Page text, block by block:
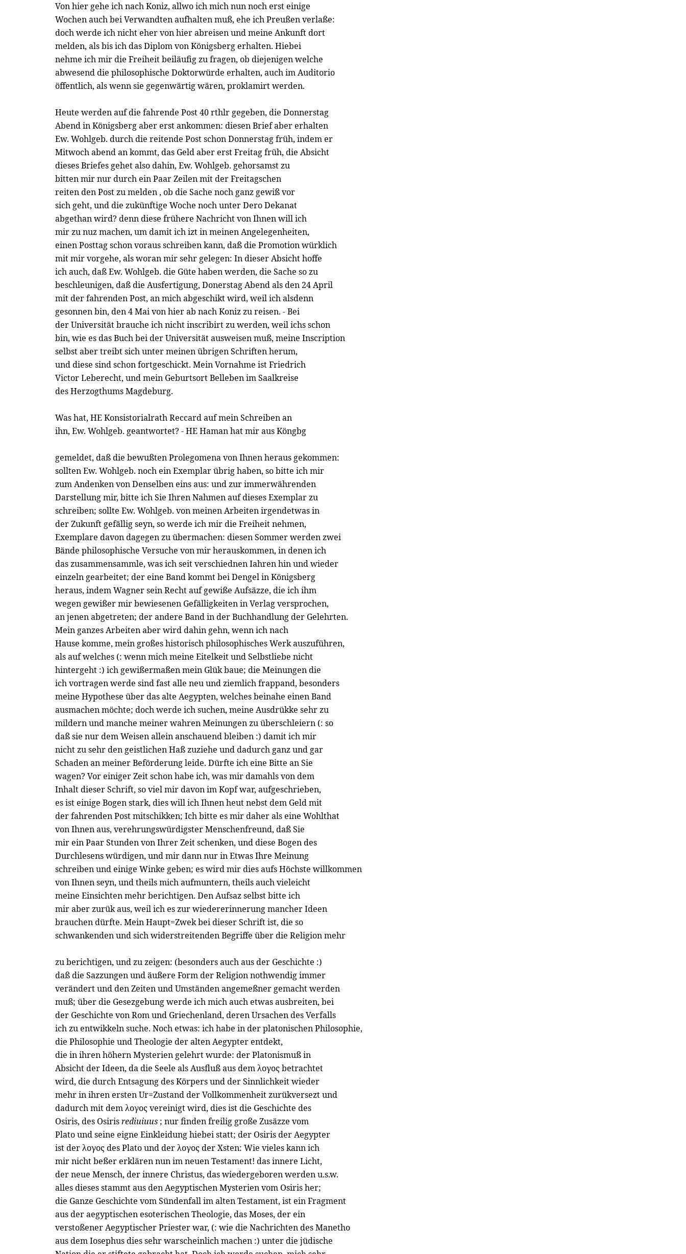
Von hier gehe ich nach Koniz, allwo ich mich nun noch erst einige
Wochen auch bei Verwandten aufhalten muß, ehe ich Preußen verlaße:
doch werde ich nicht eher von hier abreisen und meine Ankunft dort
melden, als bis ich das Diplom von Königsberg erhalten. Hiebei
nehme ich mir die Freiheit beiläufig zu fragen, ob diejenigen welche
abwesend die philosophische Doktorwürde erhalten, auch im Auditorio
öffentlich, als wenn sie gegenwärtig wären, proklamirt werden.
Heute werden auf die fahrende Post 40 rthlr gegeben, die Donnerstag
Abend in Königsberg aber erst ankommen: diesen Brief aber erhalten
Ew. Wohlgeb. durch die reitende Post schon Donnerstag früh, indem er
Mitwoch abend an kommt, das Geld aber erst Freitag früh, die Absicht
dieses Briefes gehet also dahin, Ew. Wohlgeb. gehorsamst zu
bitten mir nur durch ein Paar Zeilen mit der Freitagschen
reiten den Post zu melden , ob die Sache noch ganz gewiß vor
sich geht, und die zukünftige Woche noch unter Dero Dekanat
abgethan wird? denn diese frühere Nachricht von Ihnen will ich
mir zu nuz machen, um damit ich izt in meinen Angelegenheiten,
einen Posttag schon voraus schreiben kann, daß die Promotion würklich
mit mir vorgehe, als woran mir sehr gelegen: In dieser Absicht hoffe
ich auch, daß Ew. Wohlgeb. die Güte haben werden, die Sache so zu
beschleunigen, daß die Ausfertigung, Donerstag Abend als den 24 April
mit der fahrenden Post, an mich abgeschikt wird, weil ich alsdenn
gesonnen bin, den 4 Mai von hier ab nach Koniz zu reisen. - Bei
der Universität brauche ich nicht inscribirt zu werden, weil ichs schon
bin, wie es das Buch bei der Universität ausweisen muß, meine Inscription
selbst aber treibt sich unter meinen übrigen Schriften herum,
und diese sind schon fortgeschickt. Mein Vornahme ist Friedrich
Victor Leberecht, und mein Geburtsort Belleben im Saalkreise
des Herzogthums Magdeburg.
Was hat, HE Konsistorialrath Reccard auf mein Schreiben an
ihn, Ew. Wohlgeb. geantwortet? - HE Haman hat mir aus Köngbg
gemeldet, daß die bewußten Prolegomena von Ihnen heraus gekommen:
sollten Ew. Wohlgeb. noch ein Exemplar übrig haben, so bitte ich mir
zum Andenken von Denselben eins aus: und zur immerwährenden
Darstellung mir, bitte ich Sie Ihren Nahmen auf dieses Exemplar zu
schreiben; sollte Ew. Wohlgeb. von meinen Arbeiten irgendetwas in
der Zukunft gefällig seyn, so werde ich mir die Freiheit nehmen,
Exemplare davon dagegen zu übermachen: diesen Sommer werden zwei
Bände philosophische Versuche von mir herauskommen, in denen ich
das zusammensammle, was ich seit verschiednen Iahren hin und wieder
einzeln gearbeitet; der eine Band kommt bei Dengel in Königsberg
heraus, indem Wagner sein Recht auf gewiße Aufsäzze, die ich ihm
wegen gewißer mir bewiesenen Gefälligkeiten in Verlag versprochen,
an jenen abgetreten; der andere Band in der Buchhandlung der Gelehrten.
Mein ganzes Arbeiten aber wird dahin gehn, wenn ich nach
Hause komme, mein großes historisch philosophisches Werk auszuführen,
als auf welches (: wenn mich meine Eitelkeit und Selbstliebe nicht
hintergeht :) ich gewißermaßen mein Glük baue; die Meinungen die
ich vortragen werde sind fast alle neu und ziemlich frappand, besonders
meine Hypothese über das alte Aegypten, welches beinahe einen Band
ausmachen möchte; doch werde ich suchen, meine Ausdrükke sehr zu
mildern und manche meiner wahren Meinungen zu überschleiern (: so
daß sie nur dem Weisen allein anschauend bleiben :) damit ich mir
nicht zu sehr den geistlichen Haß zuziehe und dadurch ganz und gar
Schaden an meiner Beförderung leide. Dürfte ich eine Bitte an Sie
wagen? Vor einiger Zeit schon habe ich, was mir damahls von dem
Inhalt dieser Schrift, so viel mir davon im Kopf war, aufgeschrieben,
es ist einige Bogen stark, dies will ich Ihnen heut nebst dem Geld mit
der fahrenden Post mitschikken; Ich bitte es mir daher als eine Wohlthat
von Ihnen aus, verehrungswürdigster Menschenfreund, daß Sie
mir ein Paar Stunden von Ihrer Zeit schenken, und diese Bogen des
Durchlesens würdigen, und mir dann nur in Etwas Ihre Meinung
schreiben und einige Winke geben; es wird mir dies aufs Höchste willkommen
von Ihnen seyn, und theils mich aufmuntern, theils auch vieleicht
meine Einsichten mehr berichtigen. Den Aufsaz selbst bitte ich
mir aber zurük aus, weil ich es zur wiedererinnerung mancher Ideen
brauchen dürfte. Mein Haupt=Zwek bei dieser Schrift ist, die so
schwankenden und sich widerstreitenden Begriffe über die Religion mehr
zu berichtigen, und zu zeigen: (besonders auch aus der Geschichte :)
daß die Sazzungen und äußere Form der Religion nothwendig immer
verändert und den Zeiten und Umständen angemeßner gemacht werden
muß; über die Gesezgebung werde ich mich auch etwas ausbreiten, bei
der Geschichte von Rom und Griechenland, deren Ursachen des Verfalls
ich zu entwikkeln suche. Noch etwas: ich habe in der platonischen Philosophie,
die Philosophie und Theologie der alten Aegypter entdekt,
die in ihren höhern Mysterien gelehrt wurde: der Platonismuß in
Absicht der Ideen, da die Seele als Ausfluß aus dem λογος betrachtet
wird, die durch Entsagung des Körpers und der Sinnlichkeit wieder
mehr in ihren ersten Ur=Zustand der Vollkommenheit zurükversezt und
dadurch mit dem λογος vereinigt wird, dies ist die Geschichte des
Osiris, des Osirisrediuiuus ; nur finden freilig große Zusäzze vom
Plato und seine eigne Einkleidung hiebei statt; der Osiris der Aegypter
ist der λογος des Plato und der λογος der Xsten: Wie vieles kann ich
mir nicht beßer erklären nun im neuen Testament! das innere Licht,
der neue Mensch, der innere Christus, das wiedergeboren werden u.s.w.
alles dieses stammt aus den Aegyptischen Mysterien vom Osiris her;
die Ganze Geschichte vom Sündenfall im alten Testament, ist ein Fragment
aus der aegyptischen esoterischen Theologie, das Moses, der ein
verstoßener Aegyptischer Priester war, (: wie die Nachrichten des Manetho
aus dem Iosephus dies sehr warscheinlich machen :) unter die jüdische